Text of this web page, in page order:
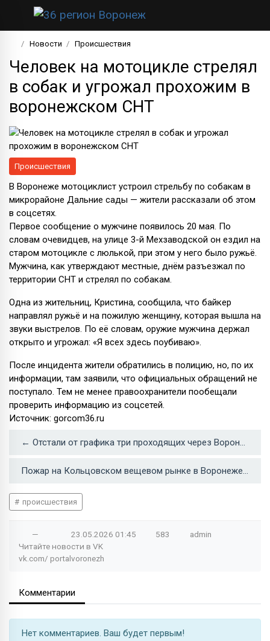
Новости Происшествия
Человек на мотоцикле стрелял
в собак и угрожал прохожим в
воронежском СНТ
Происшествия
В Воронеже мотоциклист устроил стрельбу по собакам в
микрорайоне Дальние сады — жители рассказали об этом
в соцсетях.
Первое сообщение о мужчине появилось 20 мая. По
словам очевидцев, на улице 3-й Мехзаводской он ездил на
старом мотоцикле с люлькой, при этом у него было ружьё.
Мужчина, как утверждают местные, днём разъезжал по
территории СНТ и стрелял по собакам.
Одна из жительниц, Кристина, сообщила, что байкер
направлял ружьё и на пожилую женщину, которая вышла на
звуки выстрелов. По её словам, оружие мужчина держал
открыто и угрожал: «Я всех здесь поубиваю».
После инцидента жители обратились в полицию, но, по их
информации, там заявили, что официальных обращений не
поступало. Тем не менее правоохранители пообещали
проверить информацию из соцсетей.
Источник: gorcom36.ru
← Отстали от графика три проходящих через Воронеж крымских поезда
Пожар на Кольцовском вещевом рынке в Воронеже потушили сотрудники МЧС →
происшествия
— 23.05.2026 01:45 583
admin
Читайте новости в VK
vk.com/ portalvoronezh
Комментарии
Нет комментариев. Ваш будет первым!